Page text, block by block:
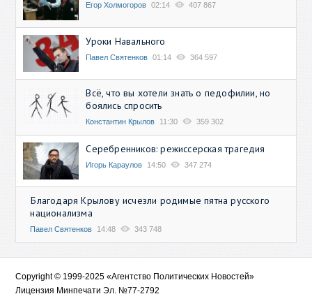
Егор Холмогоров 02:14 407 867
Уроки Навального
Павел Святенков 01:14 364 597
Всё, что вы хотели знать о педофилии, но
боялись спросить
Константин Крылов 11:30 359 302
Серебренников: режиссерская трагедия
Игорь Караулов 14:50 347 274
Благодаря Крылову исчезли родимые пятна русского
национализма
Павел Святенков 14:48 343 748
Copyright © 1999-2025 «Агентство Политических Новостей»
Лицензия Минпечати Эл. №77-2792